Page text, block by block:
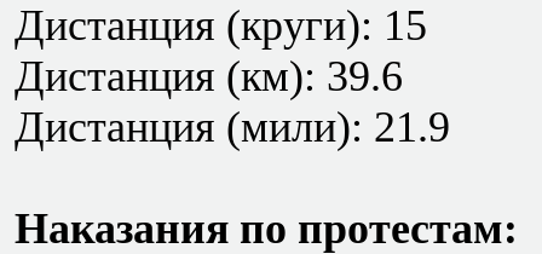
Дистанция (круги): 15
Дистанция (км): 39.6
Дистанция (мили): 21.9
Наказания по протестам: